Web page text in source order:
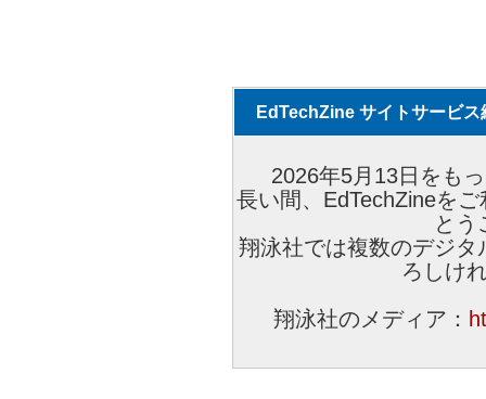
EdTechZine サイトサービス
2026年5月13日をも
長い間、EdTechZineを
とう
翔泳社では複数のデジ
ろしけ
翔泳社のメディア：